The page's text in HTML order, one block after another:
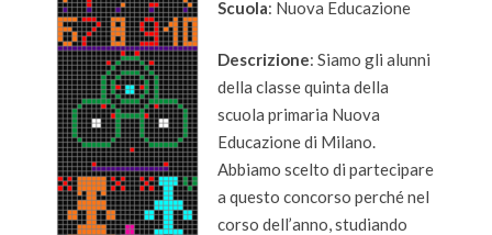
Scuola: Nuova Educazione
Descrizione: Siamo gli alunni
della classe quinta della
scuola primaria Nuova
Educazione di Milano.
Abbiamo scelto di partecipare
a questo concorso perché nel
corso dell’anno, studiando